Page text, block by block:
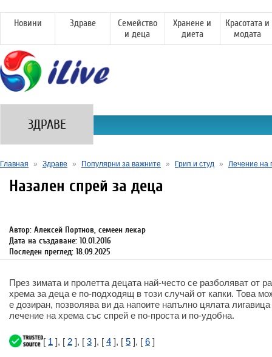
Новини Здраве
Семейство
и деца
Хранене и
диета
Красотата и
модата
ЗДРАВЕ
Главная » Здраве » Популярни за важните » Грип и студ » Лечение на
Назален спрей за деца
Автор: Алексей Портнов, семеен лекар
Дата на създаване: 10.01.2016
Последен преглед: 18.09.2025
През зимата и пролетта децата най-често се разболяват от
хрема за деца е по-подходящ в този случай от капки. Това
е дозиран, позволява ви да напоите напълно цялата
лечение на хрема със спрей е по-проста и по-удобна.
[ 1 ], [ 2 ], [ 3 ], [ 4 ], [ 5 ], [ 6 ]